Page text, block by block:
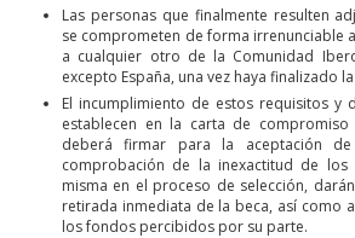
Las personas que finalmente resulten
se comprometen de forma irrenunciable
a cualquier otro de la Comunidad
excepto España, una vez haya finalizado
El incumplimiento de estos requisitos y
establecen en la carta de
deberá firmar para la aceptación
comprobación de la inexactitud de
misma en el proceso de selección,
retirada inmediata de la beca, así como
los fondos percibidos por su parte.